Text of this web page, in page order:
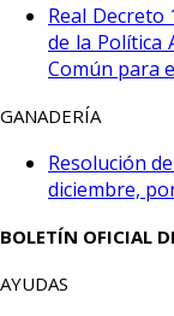
Real
de la Política
Común para
GANADERÍA
Resolución
diciembre,
BOLETÍN OFICIAL
AYUDAS